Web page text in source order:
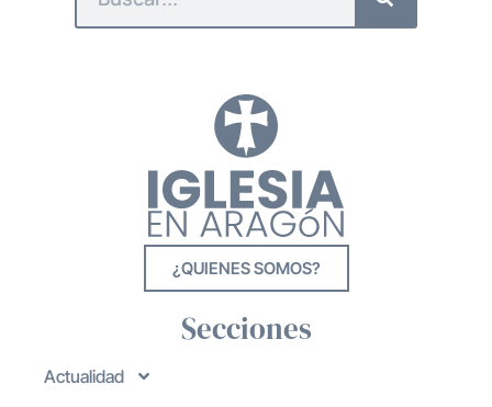
¿QUIENES SOMOS?
Secciones
Actualidad